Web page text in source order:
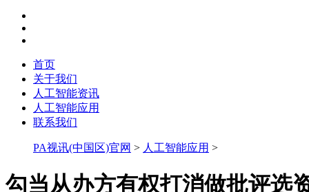
首页
关于我们
人工智能资讯
人工智能应用
联系我们
PA视讯(中国区)官网 > 人工智能应用 >
勾当从办方有权打消做批评选